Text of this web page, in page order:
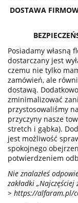
DOSTAWA
Posiadamy własną
dostarczany jest
czemu nie tylko
zamówień, ale
dostawą.
zminimalizować
przystosowaliśmy
przyczyny nasze
stretch i gąbka).
jest możliwość
spokojnego
potwierdzeniem
Nie znalazłeś
zakładki
> https://alfaram.pl/